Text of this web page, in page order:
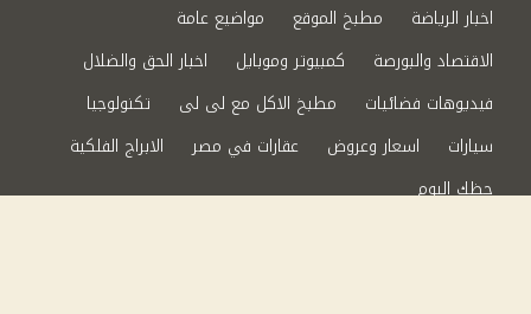
اخبار الرياضة
مطبخ الموقع
مواضيع عامة
الاقتصاد والبورصة
كمبيوتر وموبايل
اخبار الحق والضلال
فيديوهات فضائيات
مطبخ الاكل مع لى لى
تكنولوجيا
سيارات
اسعار وعروض عقارات في مصر
الابراج الفلكية
حظك اليوم